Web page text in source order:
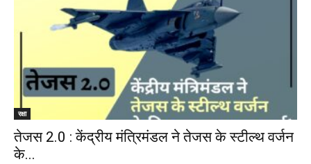
रक्षा
तेजस 2.0 : केंद्रीय मंत्रिमंडल ने तेजस के स्टील्थ वर्जन
के...